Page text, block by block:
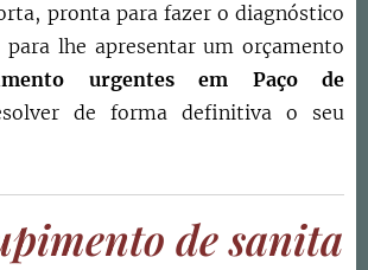
pronta para fazer o diagnóstico
lhe apresentar um orçamento
urgentes em Paço de
de forma definitiva o seu
de sanita